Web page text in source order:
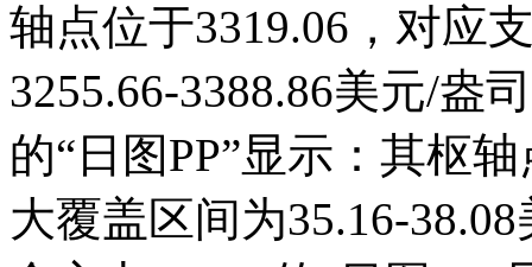
轴点位于3319.06，对应
3255.66-3388.86美元/
的“日图PP”显示：其枢
大覆盖区间为35.16-